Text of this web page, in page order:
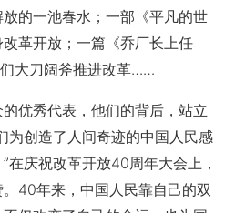
的一池春水；一部《平凡的世
革开放；一篇《乔厂长上任
大刀阔斧推进改革……
秀代表，他们的背后，站立
为创造了人间奇迹的中国人民感
在庆祝改革开放40周年大会上，
40年来，中国人民靠自己的双